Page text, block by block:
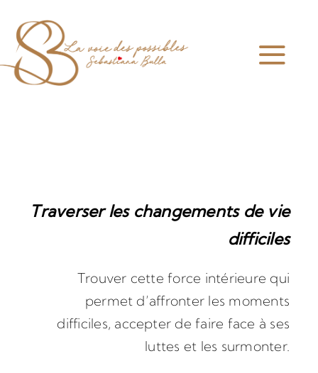
content
Ateliers et Produits
Vidéos
Traverser les changements de vie
difficiles
Trouver cette force intérieure qui
permet d’affronter les moments
difficiles, accepter de faire face à ses
luttes et les surmonter.